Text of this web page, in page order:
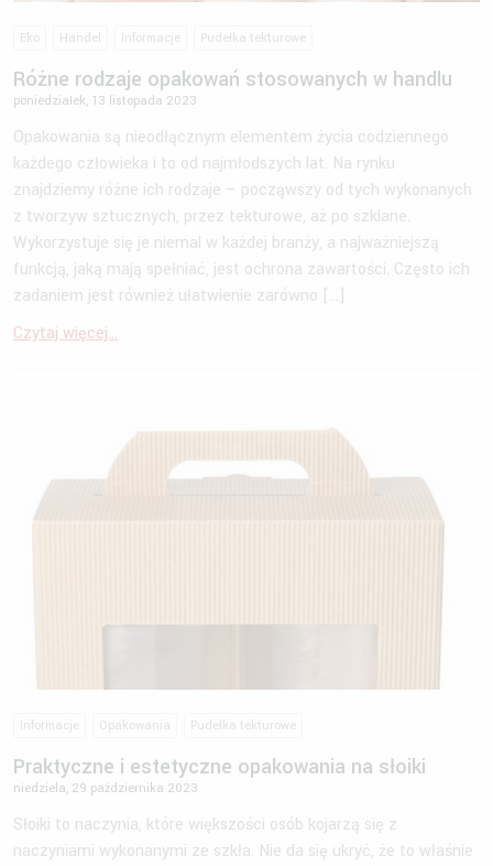
Eko Handel Informacje Pudełka tekturowe
Różne rodzaje opakowań stosowanych w handlu
poniedziałek, 13 listopada 2023
Opakowania są nieodłącznym elementem życia codziennego
każdego człowieka i to od najmłodszych lat. Na rynku
znajdziemy różne ich rodzaje – począwszy od tych wykonanych
z tworzyw sztucznych, przez tekturowe, aż po szklane.
Wykorzystuje się je niemal w każdej branży, a najważniejszą
funkcją, jaką mają spełniać, jest ochrona zawartości. Często ich
zadaniem jest również ułatwienie zarówno […]
Czytaj więcej...
Informacje Opakowania Pudełka tekturowe
Praktyczne i estetyczne opakowania na słoiki
niedziela, 29 października 2023
Słoiki to naczynia, które większości osób kojarzą się z
naczyniami wykonanymi ze szkła. Nie da się ukryć, że to właśnie